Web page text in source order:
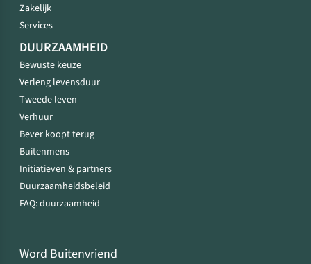
Zakelijk
Services
DUURZAAMHEID
Bewuste keuze
Verleng levensduur
Tweede leven
Verhuur
Bever koopt terug
Buitenmens
Initiatieven & partners
Duurzaamheidsbeleid
FAQ: duurzaamheid
Word Buitenvriend